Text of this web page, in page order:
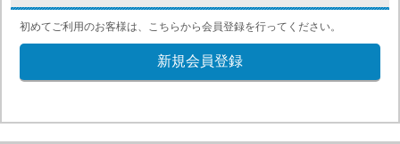
初めてご利用のお客様は、こちらから会員登録を行ってください。